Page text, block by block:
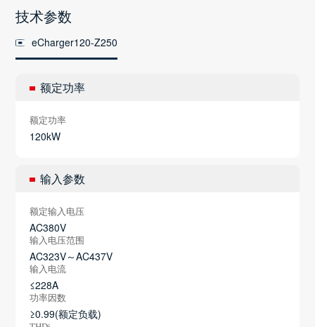
技术参数
eCharger120-Z250
额定功率
额定功率
120kW
输入参数
额定输入电压
AC380V
输入电压范围
AC323V～AC437V
输入电流
≤228A
功率因数
≥0.99(额定负载)